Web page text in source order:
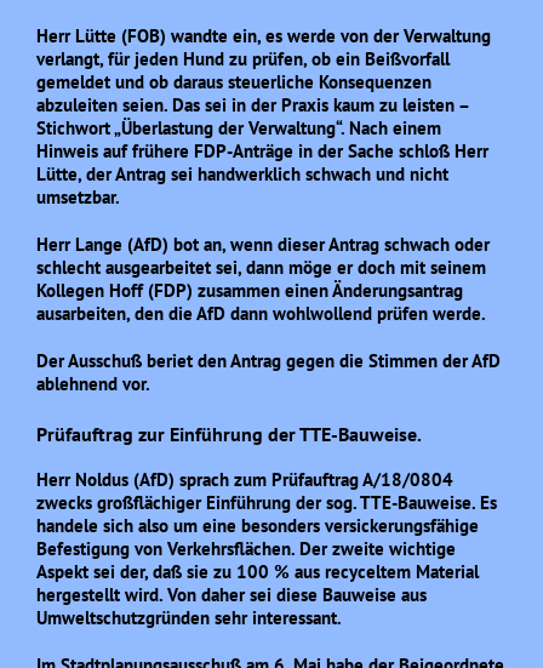
Herr Lütte (FOB) wandte ein, es werde von der Verwaltung
verlangt, für jeden Hund zu prüfen, ob ein Beißvorfall
gemeldet und ob daraus steuerliche Konsequenzen
abzuleiten seien. Das sei in der Praxis kaum zu leisten –
Stichwort „Überlastung der Verwaltung“. Nach einem
Hinweis auf frühere FDP-Anträge in der Sache schloß Herr
Lütte, der Antrag sei handwerklich schwach und nicht
umsetzbar.
Herr Lange (AfD) bot an, wenn dieser Antrag schwach oder
schlecht ausgearbeitet sei, dann möge er doch mit seinem
Kollegen Hoff (FDP) zusammen einen Änderungsantrag
ausarbeiten, den die AfD dann wohlwollend prüfen werde.
Der Ausschuß beriet den Antrag gegen die Stimmen der AfD
ablehnend vor.
Prüfauftrag zur Einführung der TTE-Bauweise.
Herr Noldus (AfD) sprach zum Prüfauftrag A/18/0804
zwecks großflächiger Einführung der sog. TTE-Bauweise. Es
handele sich also um eine besonders versickerungsfähige
Befestigung von Verkehrsflächen. Der zweite wichtige
Aspekt sei der, daß sie zu 100 % aus recyceltem Material
hergestellt wird. Von daher sei diese Bauweise aus
Umweltschutzgründen sehr interessant.